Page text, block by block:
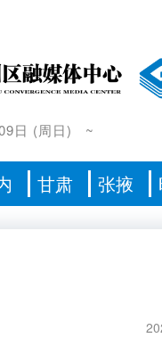
日 (周日) ~
甘肃 张掖